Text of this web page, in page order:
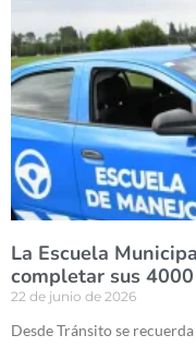
La Escuela
completar sus
22 de junio de 2026
Desde Tránsito se